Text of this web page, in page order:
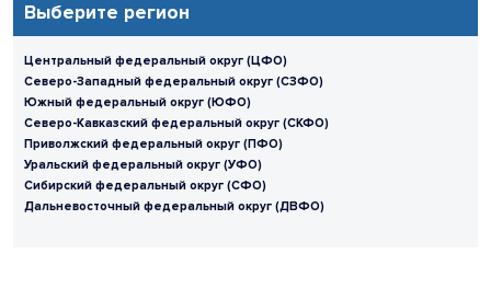
Выберите регион
Центральный федеральный округ (ЦФО)
Северо-Западный федеральный округ (СЗФО)
Южный федеральный округ (ЮФО)
Северо-Кавказский федеральный округ (СКФО)
Приволжский федеральный округ (ПФО)
Уральский федеральный округ (УФО)
Сибирский федеральный округ (СФО)
Дальневосточный федеральный округ (ДВФО)